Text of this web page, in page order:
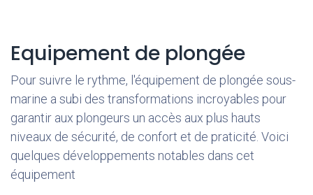
Equipement de plongée
Pour suivre le rythme, l'équipement de plongée sous-
marine a subi des transformations incroyables pour
garantir aux plongeurs un accès aux plus hauts
niveaux de sécurité, de confort et de praticité. Voici
quelques développements notables dans cet
équipement